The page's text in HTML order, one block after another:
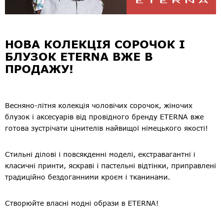
НОВА КОЛЕКЦІЯ СОРОЧОК І
БЛУЗОК ETERNA ВЖЕ В
ПРОДАЖУ!
Весняно-літня колекція чоловічих сорочок, жіночих
блузок і аксесуарів від провідного бренду ETERNA вже
готова зустрічати цінителів найвищої німецького якості!
Стильні ділові і повсякденні моделі, екстравагантні і
класичні принти, яскраві і пастельні відтінки, приправлені
традиційно бездоганними кроєм і тканинами.
Створюйте власні модні образи в ETERNA!